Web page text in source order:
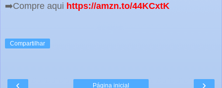
➡️Compre aqui https://amzn.to/44KCxtK
Compartilhar
‹ ›
Página inicial